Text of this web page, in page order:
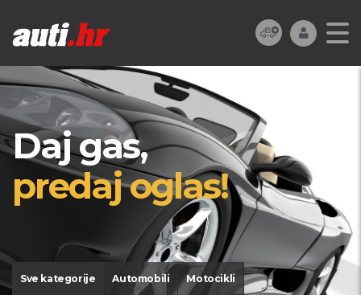
Daj gas,
predaj oglas!
Sve kategorije Automobili Motocikli